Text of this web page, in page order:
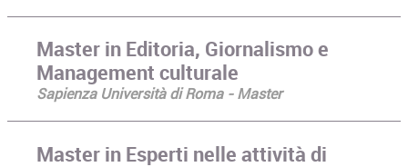
Master in Editoria, Giornalismo e
Management culturale
Sapienza Università di Roma - Master
Master in Esperti nelle attività di